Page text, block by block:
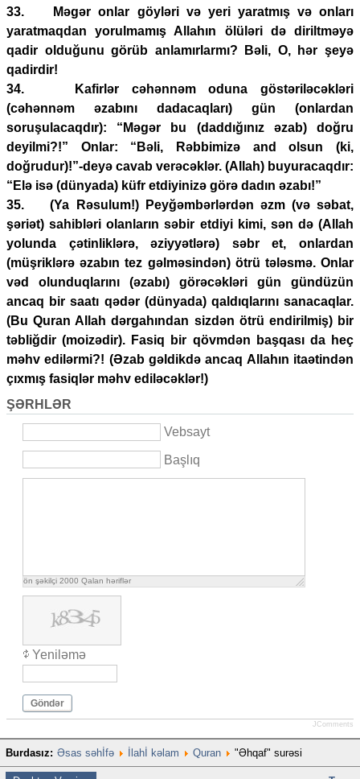
33. Məgər onlar göyləri və yeri yaratmış və onları
yaratmaqdan yorulmamış Allahın ölüləri də diriltməyə
qadir olduğunu görüb anlamırlarmı? Bəli, O, hər şeyə
qadirdir!
34. Kafirlər cəhənnəm oduna göstəriləcəkləri
(cəhənnəm əzabını dadacaqları) gün (onlardan
soruşulacaqdır): “Məgər bu (daddığınız əzab) doğru
deyilmi?!” Onlar: “Bəli, Rəbbimizə and olsun (ki,
doğrudur)!”-deyə cavab verəcəklər. (Allah) buyuracaqdır:
“Elə isə (dünyada) küfr etdiyinizə görə dadın əzabı!”
35. (Ya Rəsulum!) Peyğəmbərlərdən əzm (və səbat,
şəriət) sahibləri olanların səbir etdiyi kimi, sən də (Allah
yolunda çətinliklərə, əziyyətlərə) səbr et, onlardan
(müşriklərə əzabın tez gəlməsindən) ötrü tələsmə. Onlar
vəd olunduqlarını (əzabı) görəcəkləri gün gündüzün
ancaq bir saatı qədər (dünyada) qaldıqlarını sanacaqlar.
(Bu Quran Allah dərgahından sizdən ötrü endirilmiş) bir
təbliğdir (moizədir). Fasiq bir qövmdən başqası da heç
məhv edilərmi?! (Əzab gəldikdə ancaq Allahın itaətindən
çıxmış fasiqlər məhv ediləcəklər!)
ŞƏRHLƏR
Vebsayt
Başlıq
ön şəkilçi 2000 Qalan həriflər
Yeniləmə
Göndər
JComments
Burdasız: Əsas səhİfə İlahİ kəlam Quran "Əhqaf" surəsi